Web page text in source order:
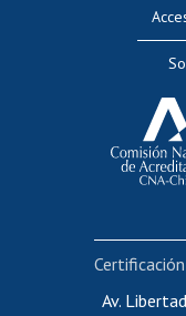
Av.